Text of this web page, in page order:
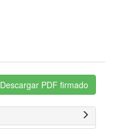
Descargar PDF firmado